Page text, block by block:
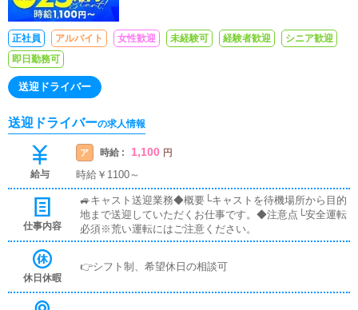
正社員 アルバイト 女性歓迎 未経験可 経験者歓迎
シニア歓迎
即日勤務可
送迎ドライバー
送迎ドライバーの求人情報
給与
ア 時給 : 1,100 円
時給￥1100～
仕事内容
🚙キャスト送迎業務◆概要└キャストを待機場所から目的
地まで送迎していただくお仕事です。◆注意点└安全運転
必須※荒い運転にはご注意ください。
休日休暇
👉シフト制、希望休日の相談可